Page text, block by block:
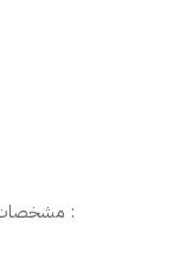
مشخصات دریافت شبکه ایران فردا در ماهواره ترکمنعالم :